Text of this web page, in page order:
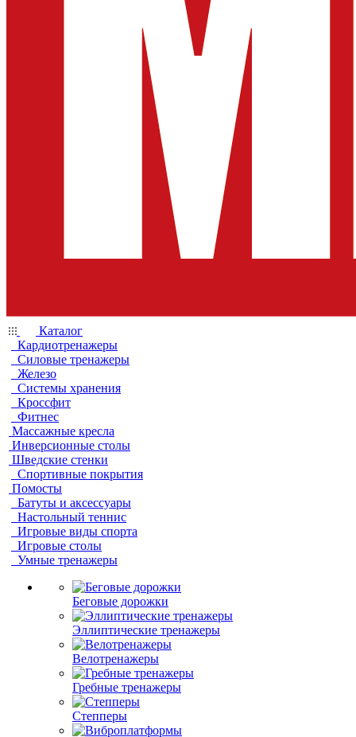
Каталог
Кардиотренажеры
Силовые тренажеры
Железо
Системы хранения
Кроссфит
Фитнес
Массажные кресла
Инверсионные столы
Шведские стенки
Спортивные покрытия
Помосты
Батуты и аксессуары
Настольный теннис
Игровые виды спорта
Игровые столы
Умные тренажеры
Беговые дорожки
Эллиптические тренажеры
Велотренажеры
Гребные тренажеры
Степперы